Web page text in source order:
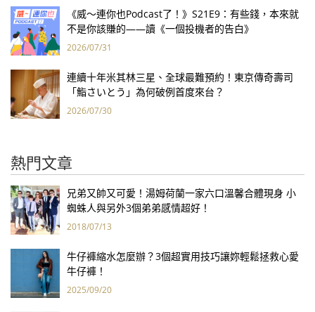
《威～連你也Podcast了！》S21E9：有些錢，本來就
不是你該賺的——讀《一個投機者的告白》
2026/07/31
連續十年米其林三星、全球最難預約！東京傳奇壽司
「鮨さいとう」為何破例首度來台？
2026/07/30
熱門文章
兄弟又帥又可愛！湯姆荷蘭一家六口溫馨合體現身 小
蜘蛛人與另外3個弟弟感情超好！
2018/07/13
牛仔褲縮水怎麼辦？3個超實用技巧讓妳輕鬆拯救心愛
牛仔褲！
2025/09/20